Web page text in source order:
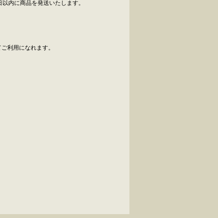
内に商品を発送いたします。
利用になれます。